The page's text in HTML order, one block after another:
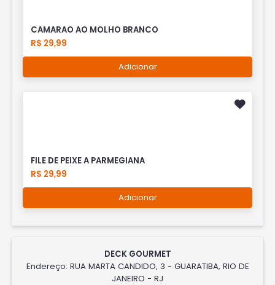
CAMARAO AO MOLHO BRANCO
R$ 29,99
Adicionar
FILE DE PEIXE A PARMEGIANA
R$ 29,99
Adicionar
DECK GOURMET
Endereço: RUA MARTA CANDIDO, 3 - GUARATIBA, RIO DE
JANEIRO - RJ